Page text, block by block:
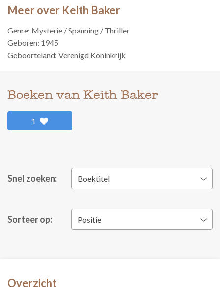
Meer over Keith Baker
Genre: Mysterie / Spanning / Thriller
Geboren: 1945
Geboorteland: Verenigd Koninkrijk
Boeken van Keith Baker
1
Snel zoeken: Boektitel
Sorteer op: Positie
Overzicht